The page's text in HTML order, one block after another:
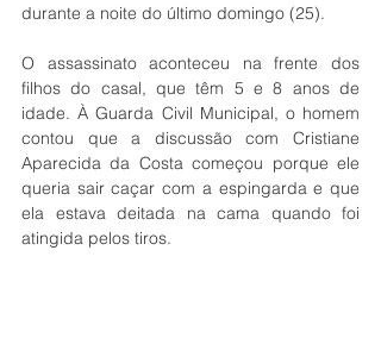
durante a noite do último domingo (25).
O assassinato aconteceu na frente dos
filhos do casal, que têm 5 e 8 anos de
idade. À Guarda Civil Municipal, o homem
contou que a discussão com Cristiane
Aparecida da Costa começou porque ele
queria sair caçar com a espingarda e que
ela estava deitada na cama quando foi
atingida pelos tiros.